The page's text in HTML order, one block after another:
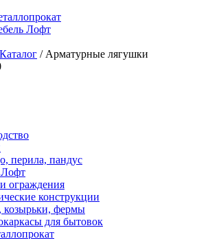
Лофт
Каталог / Арматурные лягушки
перила, пандус
ограждения
конструкции
козырьки, фермы
для бытовок